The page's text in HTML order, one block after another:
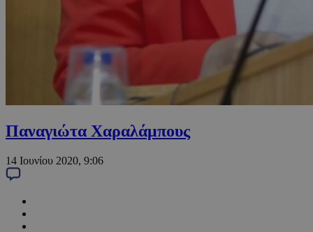
Παναγιώτα Χαραλάμπους
14 Ιουνίου 2020, 9:06